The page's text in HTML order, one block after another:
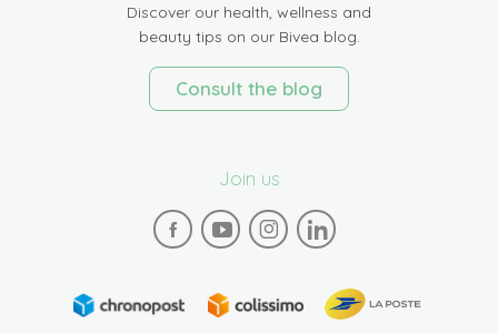
Discover our health, wellness and
beauty tips on our Bivea blog.
Consult the blog
Join us